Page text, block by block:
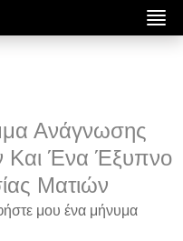
Ανάγνωσης
Και Ένα Έξυπνο
Ματιών
μου ένα μήνυμα